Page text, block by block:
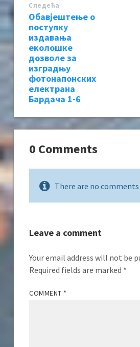
Следећa
Обавјештење о
поступку
издавања
еколошке
дозволе за
изградњу
фотонапонских
електрана
Бардача 1-6
0 Comments
There are no
Leave a comment
Your email address will not be
Required fields are marked *
COMMENT *